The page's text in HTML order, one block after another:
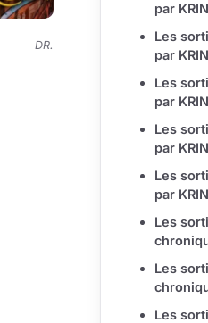
DR.
par
Les
par
Les
par
Les
par
Les
par
Les
Les
Les